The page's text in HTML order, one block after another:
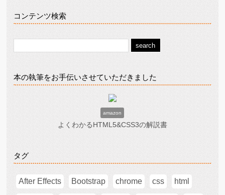
コンテンツ検索
本の執筆をお手伝いさせていただきました
amazon
よくわかるHTML5&CSS3の解説書
タグ
After Effects Bootstrap chrome css html